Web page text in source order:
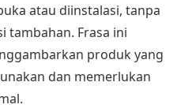
atau diinstalasi, tanpa
tambahan. Frasa ini
produk yang
dan memerlukan